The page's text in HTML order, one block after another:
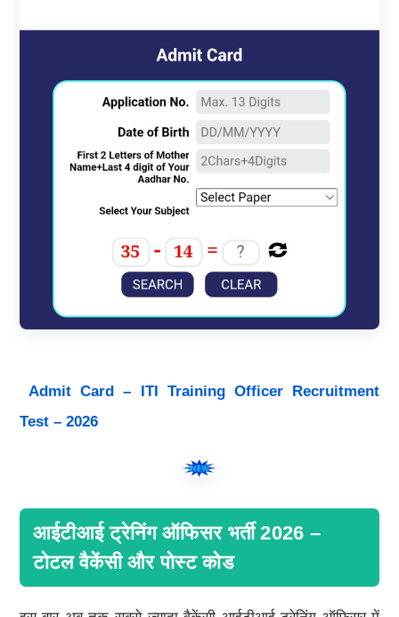
Admit Card – ITI Training Officer Recruitment
Test – 2026
आईटीआई ट्रेनिंग ऑफिसर भर्ती 2026 –
टोटल वैकेंसी और पोस्ट कोड